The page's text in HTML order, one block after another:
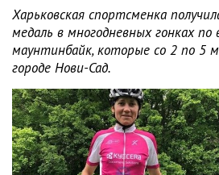
Харьковская спортсменка
медаль в многодневных гонках по
маунтинбайк, которые со 2 по 5
городе Нови-Сад.